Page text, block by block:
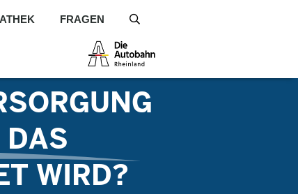
FRAGEN
EINE
DAS
WIRD?